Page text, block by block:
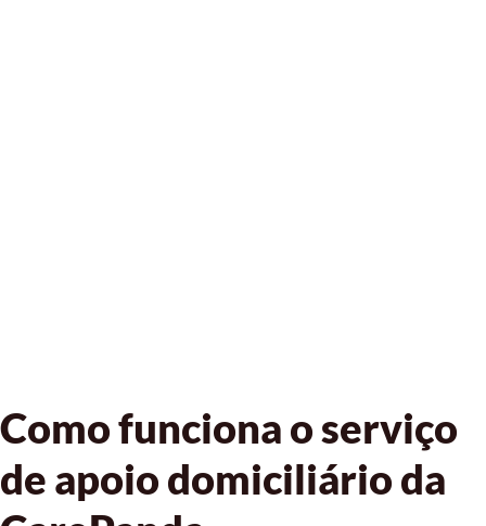
Como funciona o serviço
de apoio domiciliário da